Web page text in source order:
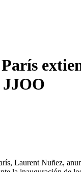
JJOO
Laurent Nuñez,